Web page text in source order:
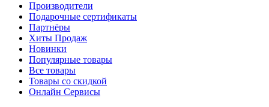
Производители
Подарочные сертификаты
Партнёры
Хиты Продаж
Новинки
Популярные товары
Все товары
Товары со скидкой
Онлайн Сервисы